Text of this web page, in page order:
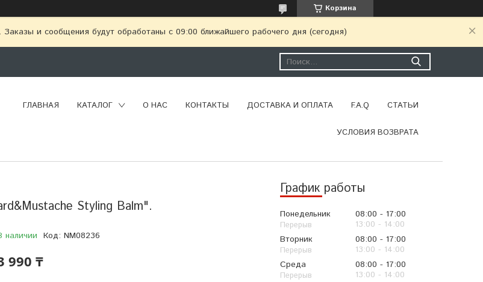
Корзина
и сообщения будут обработаны с 09:00 ближайшего рабочего дня (сегодня)
ГЛАВНАЯ КАТАЛОГ О НАС КОНТАКТЫ ДОСТАВКА И ОПЛАТА F.A.Q СТАТЬИ
УСЛОВИЯ ВОЗВРАТА
График работы
Понедельник 08:00
17:00
13:00
14:00
Вторник
08:00
17:00
13:00
14:00
Среда
08:00
17:00
13:00
14:00
Styling Balm".
наличии Код: NM08236
990 ₸